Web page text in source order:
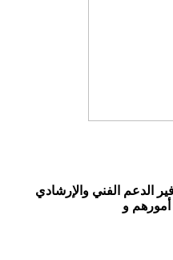
الدعم الفني والإرشادي
أمورهم و